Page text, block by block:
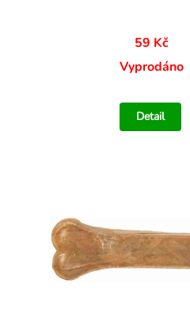
59 Kč
Vyprodáno
Detail